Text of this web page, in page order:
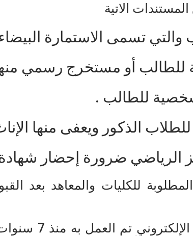
الاتية
والتي تسمى الاستمارة
للطالب أو مستخرج رسمي
الرياضي ضرورة إحضار
للكليات والمعاهد بعد
والجدير بالذكر